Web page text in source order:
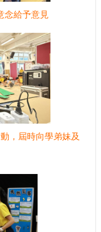
念給予意見
，屆時向學弟妹及